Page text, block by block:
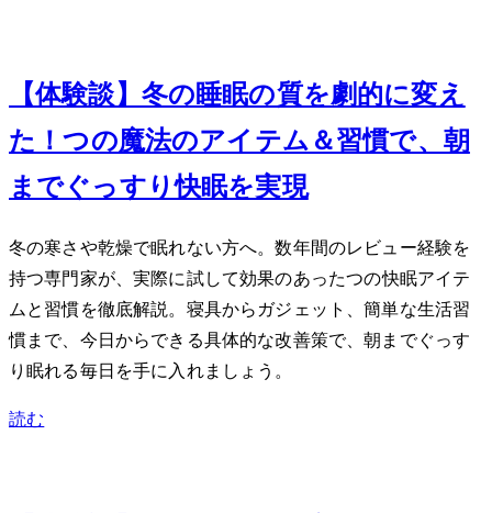
【体験談】冬の睡眠の質を劇的に変え
た！7つの魔法のアイテム＆習慣で、朝
までぐっすり快眠を実現
冬の寒さや乾燥で眠れない方へ。数年間のレビュー経験を
持つ専門家が、実際に試して効果のあった7つの快眠アイテ
ムと習慣を徹底解説。寝具からガジェット、簡単な生活習
慣まで、今日からできる具体的な改善策で、朝までぐっす
り眠れる毎日を手に入れましょう。
読む